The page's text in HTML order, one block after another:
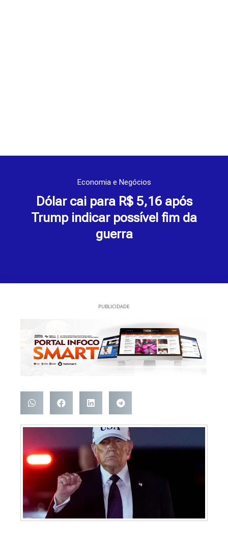
Economia e Negócios
Dólar cai para R$ 5,16 após
Trump indicar possível fim da
guerra
PUBLICIDADE